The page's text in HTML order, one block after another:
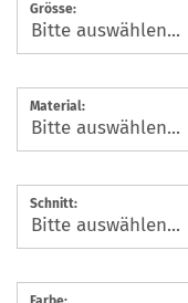
Grösse:
Material:
Schnitt: